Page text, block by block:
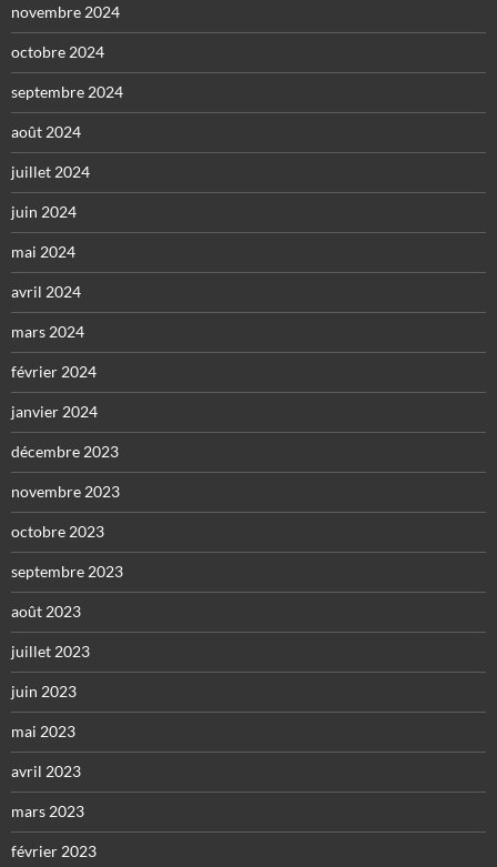
novembre 2024
octobre 2024
septembre 2024
août 2024
juillet 2024
juin 2024
mai 2024
avril 2024
mars 2024
février 2024
janvier 2024
décembre 2023
novembre 2023
octobre 2023
septembre 2023
août 2023
juillet 2023
juin 2023
mai 2023
avril 2023
mars 2023
février 2023